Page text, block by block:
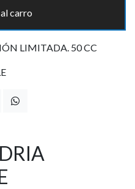
carro
LIMITADA. 50 CC